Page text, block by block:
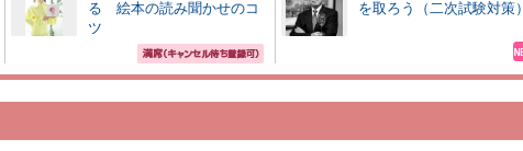
る 絵本の読み聞かせのコ
ツ
を取ろう（二次試験対策）